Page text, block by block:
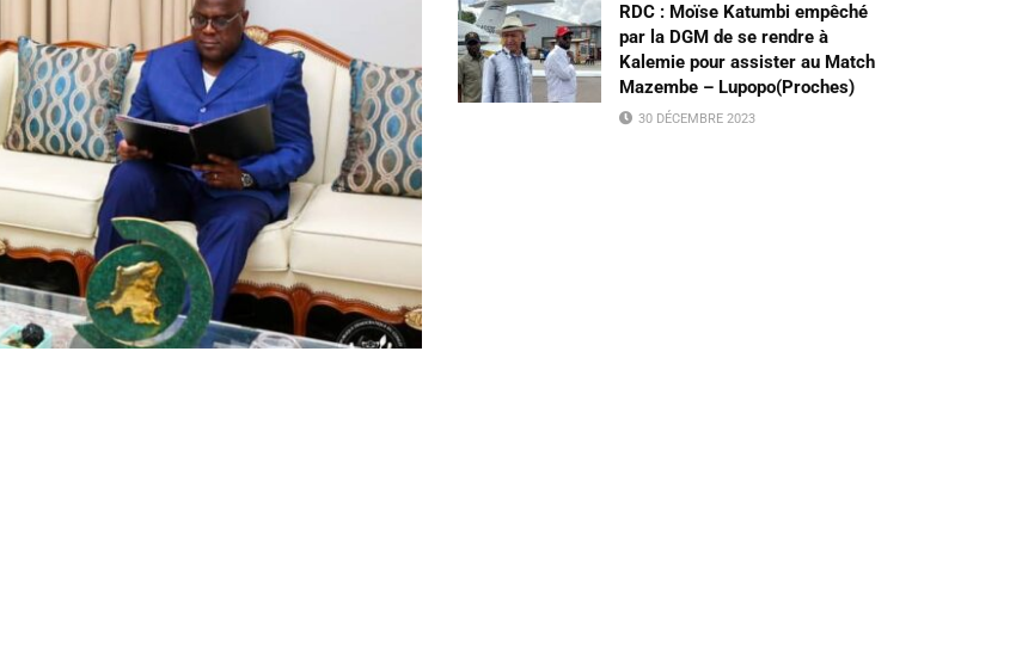
RDC : Moïse Katumbi empêché
par la DGM de se rendre à
Kalemie pour assister au Match
Mazembe – Lupopo(Proches)
30 DÉCEMBRE 2023